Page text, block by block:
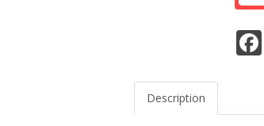
Description